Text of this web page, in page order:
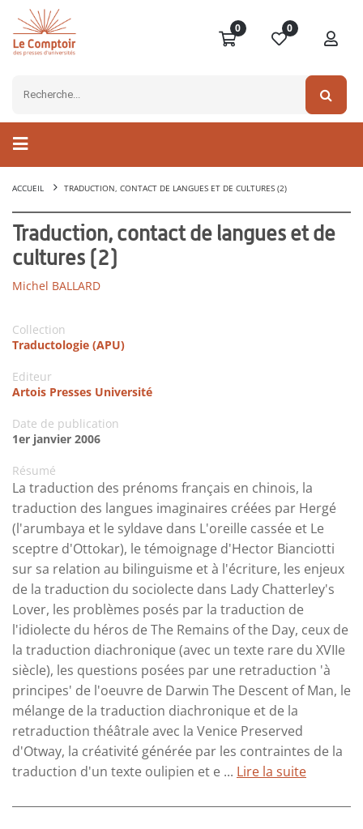
0 0
ACCUEIL TRADUCTION, CONTACT DE LANGUES ET DE CULTURES (2)
Traduction, contact de langues et de
cultures (2)
Michel BALLARD
Collection
Traductologie (APU)
Editeur
Artois Presses Université
Date de publication
1er janvier 2006
Résumé
La traduction des prénoms français en chinois, la
traduction des langues imaginaires créées par Hergé
(l'arumbaya et le syldave dans L'oreille cassée et Le
sceptre d'Ottokar), le témoignage d'Hector Bianciotti
sur sa relation au bilinguisme et à l'écriture, les enjeux
de la traduction du sociolecte dans Lady Chatterley's
Lover, les problèmes posés par la traduction de
l'idiolecte du héros de The Remains of the Day, ceux de
la traduction diachronique (avec un texte rare du XVIIe
siècle), les questions posées par une retraduction 'à
principes' de l'oeuvre de Darwin The Descent of Man, le
mélange de la traduction diachronique et de la
retraduction théâtrale avec la Venice Preserved
d'Otway, la créativité générée par les contraintes de la
traduction d'un texte oulipien et e ... Lire la suite